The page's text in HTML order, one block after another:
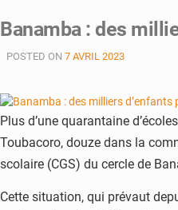
Banamba : des
POSTED ON 7 AVRIL 2023
Plus d’une quarantaine
Toubacoro, douze dans la
scolaire (CGS) du cercle de
Cette situation, qui prévaut